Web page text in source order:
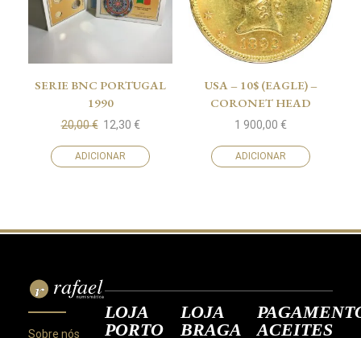
SERIE BNC PORTUGAL
1990
20,00€ 12,30 €
ADICIONAR
USA – 10$ (EAGLE) –
CORONET HEAD
1 900,00 €
ADICIONAR
Sobre nós
LOJA
PORTO
LOJA
BRAGA
ACEITES